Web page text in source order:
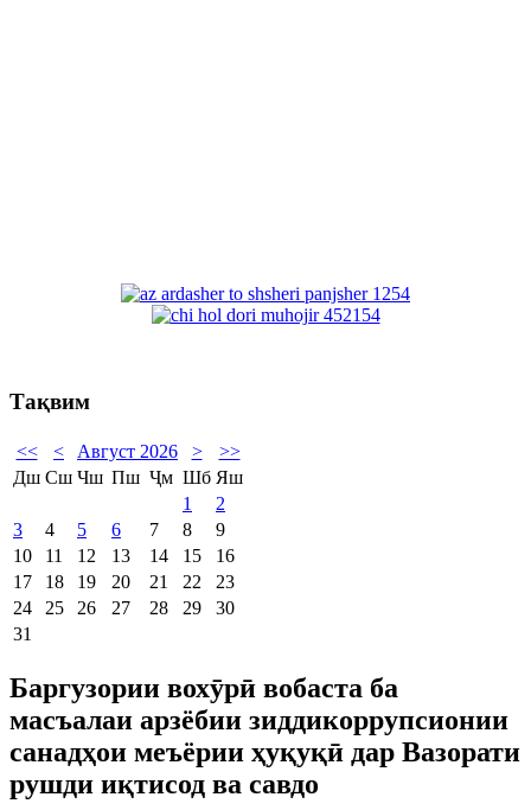
Тақвим
<< < Август 2026 >
>>
Дш Сш Чш Пш Ҷм Шб Яш
1
2
3
4 5 6 7 8
9
10
11 12 13 14 15
16
17
18 19 20 21 22
23
24
25 26 27 28 29
30
31
Баргузории вохӯрӣ вобаста ба
масъалаи арзёбии зиддикоррупсионии
санадҳои меъёрии ҳуқуқӣ дар Вазорати
рушди иқтисод ва савдо